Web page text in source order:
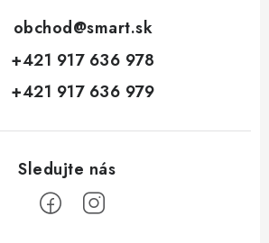
obchod@smart.sk
+421 917 636 978
+421 917 636 979